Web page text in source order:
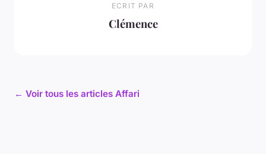
ECRIT PAR
Clémence
← Voir tous les articles Affari